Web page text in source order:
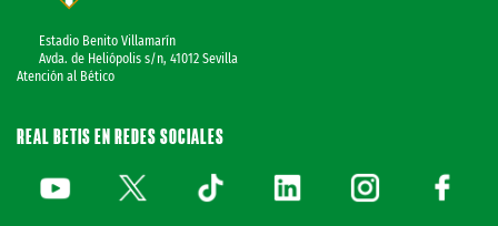
Estadio Benito Villamarín
Avda. de Heliópolis s/n, 41012 Sevilla
Atención al Bético
REAL BETIS EN REDES SOCIALES